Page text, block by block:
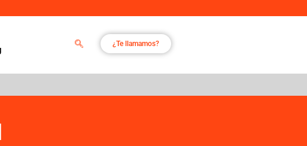
¿Te llamamos?